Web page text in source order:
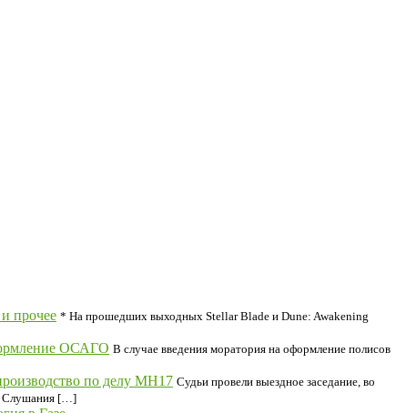
прочее * На прошедших выходных Stellar Blade и Dune: Awakening
ОСАГО В случае введения моратория на оформление полисов
по делу MH17 Судьи провели выездное заседание, во
Слушания […]